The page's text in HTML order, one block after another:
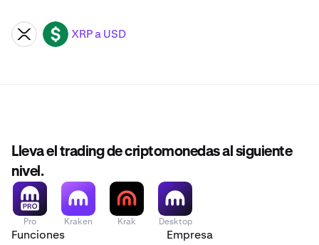
XRP USD XRP a USD
Lleva el trading de criptomonedas al siguiente
nivel.
Pro Kraken Krak Desktop
Funciones Empresa